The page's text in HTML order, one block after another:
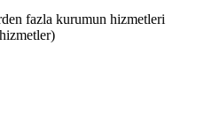
fazla kurumun hizmetleri